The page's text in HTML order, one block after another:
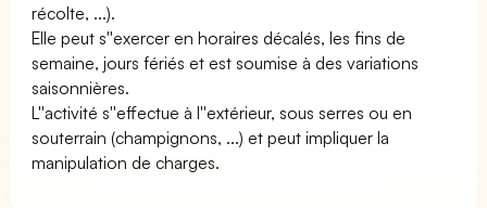
récolte, ...).
Elle peut s''exercer en horaires décalés, les fins de
semaine, jours fériés et est soumise à des variations
saisonnières.
L''activité s''effectue à l''extérieur, sous serres ou en
souterrain (champignons, ...) et peut impliquer la
manipulation de charges.